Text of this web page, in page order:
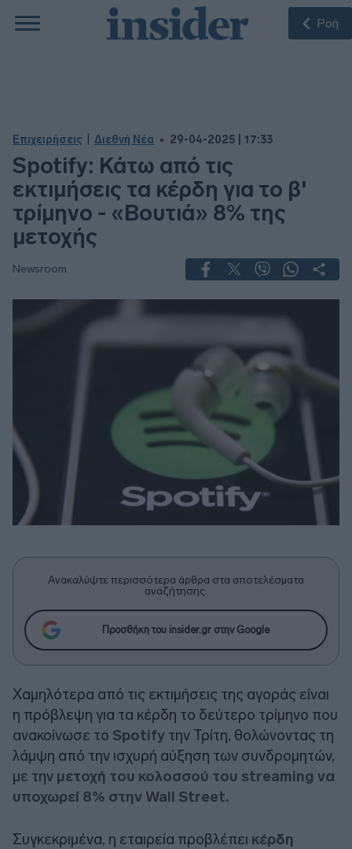
Ροή
Επιχειρήσεις Διεθνή Νέα 29-04-2025 | 17:33
Spotify: Κάτω από τις
εκτιμήσεις τα κέρδη για το β'
τρίμηνο - «Βουτιά» 8% της
μετοχής
Newsroom
Ανακαλύψτε περισσότερα άρθρα στα αποτελέσματα
αναζήτησης.
Προσθήκη του insider.gr στην Google
Χαμηλότερα από τις εκτιμήσεις της αγοράς είναι
η πρόβλεψη για τα κέρδη το δεύτερο τρίμηνο που
ανακοίνωσε το Spotify την Τρίτη, θολώνοντας τη
λάμψη από την ισχυρή αύξηση των συνδρομητών,
με την μετοχή του κολοσσού του streaming να
υποχωρεί 8% στην Wall Street.
Συγκεκριμένα, η εταιρεία προβλέπει κέρδη